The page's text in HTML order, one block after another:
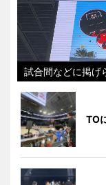
試合間などに掲げ
TO